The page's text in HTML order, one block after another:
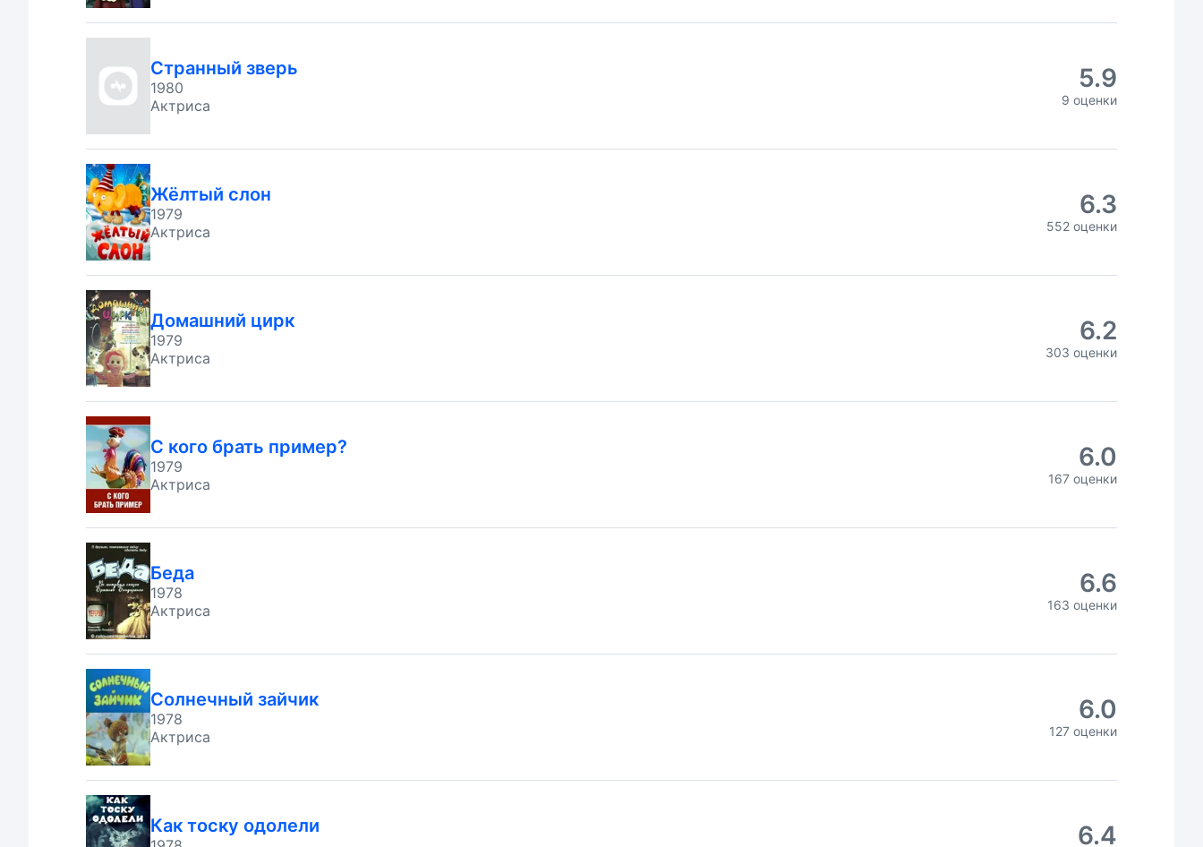
Странный зверь
1980
Актриса
5.9
9 оценки
Жёлтый слон
1979
Актриса
6.3
552 оценки
Домашний цирк
1979
Актриса
6.2
303 оценки
С кого брать пример?
1979
Актриса
6.0
167 оценки
Беда
1978
Актриса
6.6
163 оценки
Солнечный зайчик
1978
Актриса
6.0
127 оценки
Как тоску одолели 6.4